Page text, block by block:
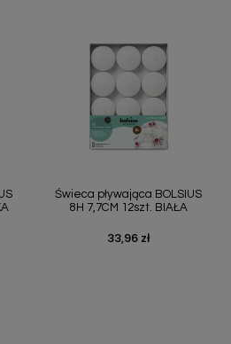
Świeca pływająca BOLSIUS
8H 7,7CM 12szt. BIAŁA
Cena
33,96 zł